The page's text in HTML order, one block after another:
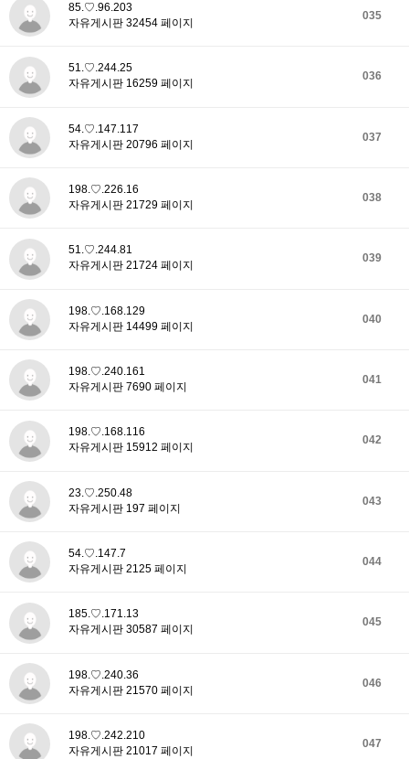
035
85.♡.96.203
자유게시판 32454 페이지
036
51.♡.244.25
자유게시판 16259 페이지
037
54.♡.147.117
자유게시판 20796 페이지
038
198.♡.226.16
자유게시판 21729 페이지
039
51.♡.244.81
자유게시판 21724 페이지
040
198.♡.168.129
자유게시판 14499 페이지
041
198.♡.240.161
자유게시판 7690 페이지
042
198.♡.168.116
자유게시판 15912 페이지
043
23.♡.250.48
자유게시판 197 페이지
044
54.♡.147.7
자유게시판 2125 페이지
045
185.♡.171.13
자유게시판 30587 페이지
046
198.♡.240.36
자유게시판 21570 페이지
047
198.♡.242.210
자유게시판 21017 페이지